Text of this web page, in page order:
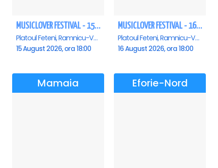
MUSICLOVER FESTIVAL - 15 AUGUST - CONNECT-R, DELIA, RON HEWITT, NICKI M, AURIKA
Platoul Feteni, Ramnicu-Valcea
15 August 2026, ora 18:00
MUSICLOVER FESTIVAL - 16 AUGUST - LEO DE LA ROSIORI SI MARCEL STEFANET & ETHNO REPUBLIC, TUDOR DEEJAY, VARER
Platoul Feteni, Ramnicu-Valcea
16 August 2026, ora 18:00
Mamaia Eforie-Nord